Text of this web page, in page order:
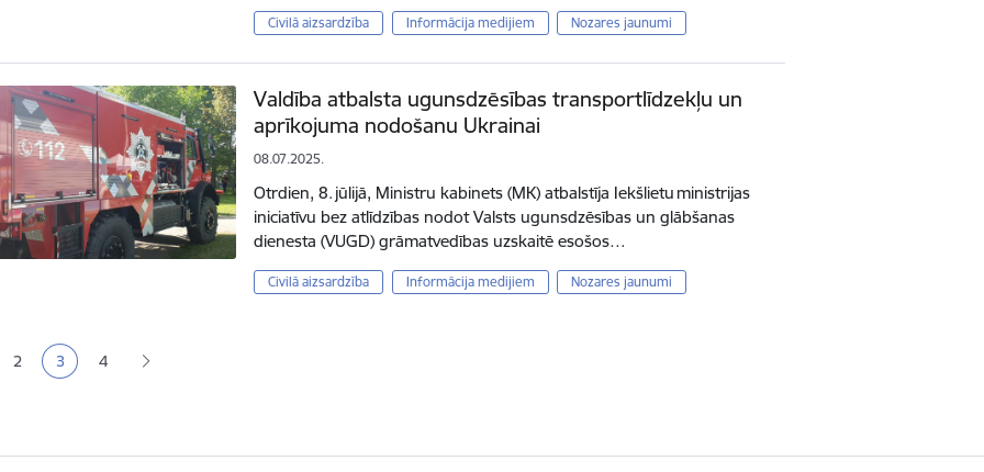
Civilā aizsardzība Informācija medijiem Nozares jaunumi
Valdība atbalsta ugunsdzēsības transportlīdzekļu un
aprīkojuma nodošanu Ukrainai
08.07.2025.
Otrdien, 8. jūlijā, Ministru kabinets (MK) atbalstīja Iekšlietu ministrijas
iniciatīvu bez atlīdzības nodot Valsts ugunsdzēsības un glābšanas
dienesta (VUGD) grāmatvedības uzskaitē esošos…
Civilā aizsardzība Informācija medijiem Nozares jaunumi
Lapa
2 Pašreizējā lapa
3 Lapa
4